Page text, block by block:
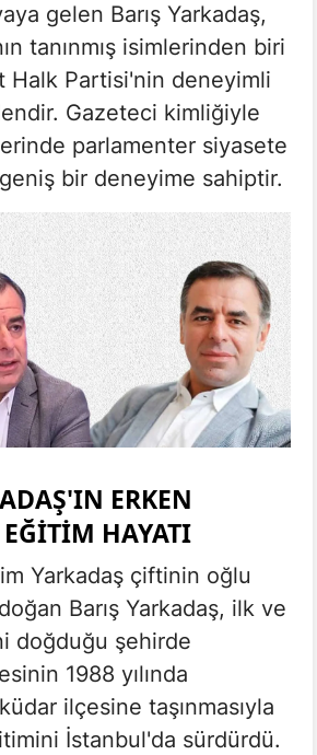
gelen Barış Yarkadaş,
tanınmış isimlerinden biri
Halk Partisi'nin deneyimli
Gazeteci kimliğiyle
parlamenter siyasete
bir deneyime sahiptir.
ERKEN
HAYATI
Yarkadaş çiftinin oğlu
Barış Yarkadaş, ilk ve
doğduğu şehirde
1988 yılında
ilçesine taşınmasıyla
İstanbul'da sürdürdü.